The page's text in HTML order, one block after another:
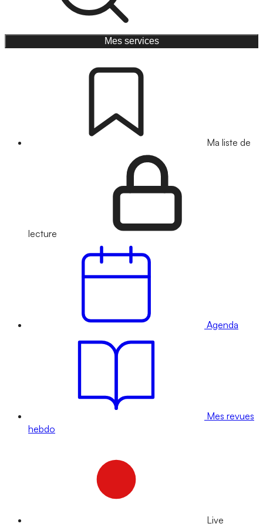
Mes services
Ma liste de
lecture
Agenda
Mes revues
hebdo
Live